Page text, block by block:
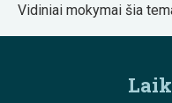
Vidiniai mokymai šia